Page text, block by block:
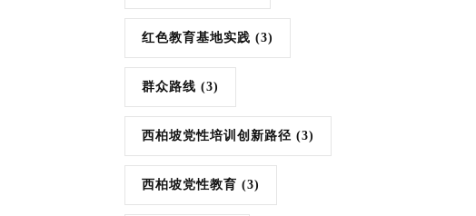
红色教育基地实践 (3)
群众路线 (3)
西柏坡党性培训创新路径 (3)
西柏坡党性教育 (3)